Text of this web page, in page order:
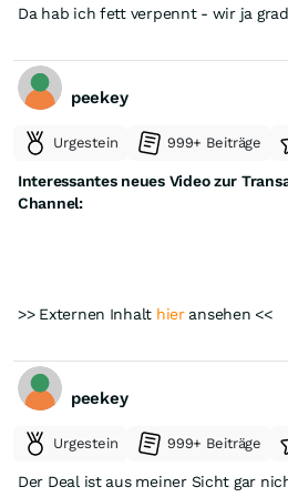
https://www.stockwatch.com/
....seither gings mit LIFT- kurs ordt. gen SÜDEN...........akt.
3,99
!!!!
Da hab ich fett verpennt - wir ja
peekey
Urgestein 999+ Beiträge
Interessantes neues Video zur
Channel:
>> Externen Inhalt hieransehen <<
peekey
Urgestein 999+ Beiträge
Der Deal ist aus meiner Sicht gar